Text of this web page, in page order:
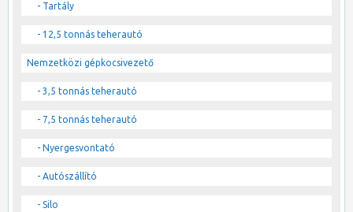
- Tartály
- 12,5 tonnás teherautó
Nemzetközi gépkocsivezető
- 3,5 tonnás teherautó
- 7,5 tonnás teherautó
- Nyergesvontató
- Autószállító
- Silo